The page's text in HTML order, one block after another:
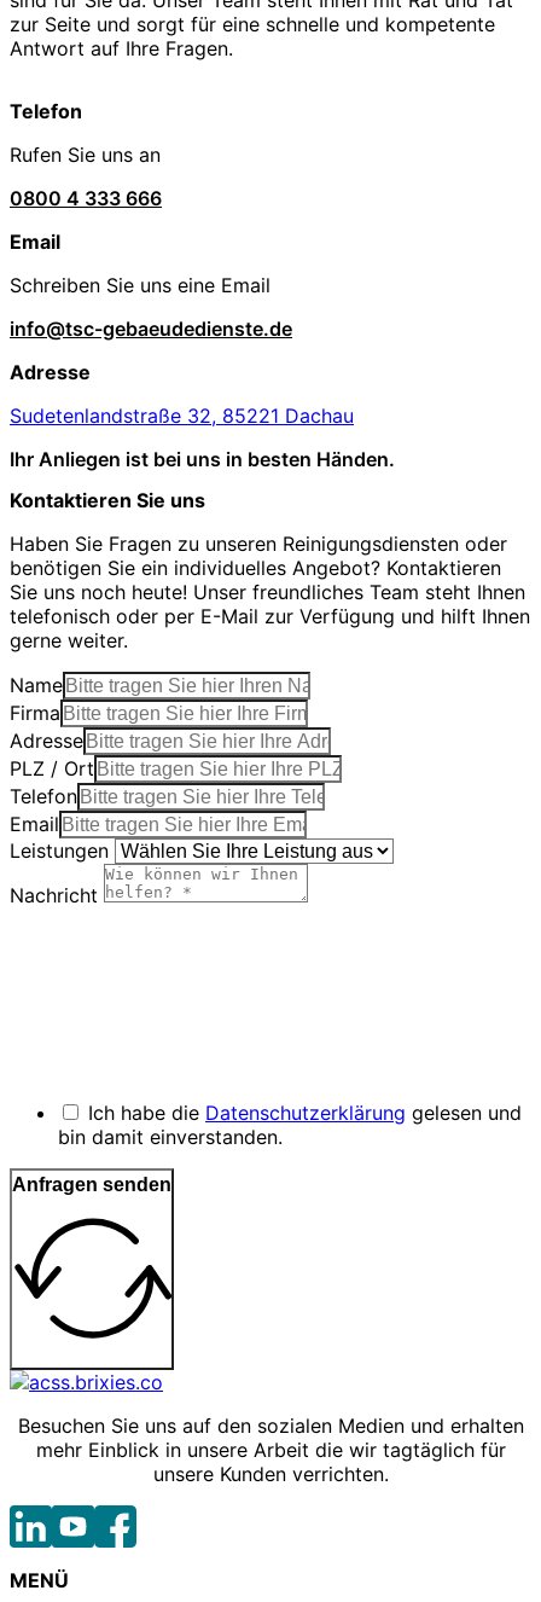
zur Seite und sorgt für eine schnelle und kompetente
Antwort auf Ihre Fragen.
Telefon
Rufen Sie uns an
0800 4 333 666
Email
Schreiben Sie uns eine Email
info@tsc-gebaeudedienste.de
Adresse
Sudetenlandstraße 32, 85221 Dachau
Ihr Anliegen ist bei uns in besten Händen.
Kontaktieren Sie uns
Haben Sie Fragen zu unseren Reinigungsdiensten oder
benötigen Sie ein individuelles Angebot? Kontaktieren
Sie uns noch heute! Unser freundliches Team steht Ihnen
telefonisch oder per E-Mail zur Verfügung und hilft Ihnen
gerne weiter.
Name
Firma
Adresse
PLZ / Ort
Telefon
Email
Leistungen
Nachricht
Ich habe die Datenschutzerklärung gelesen und
bin damit einverstanden.
Anfragen senden
Besuchen Sie uns auf den sozialen Medien und erhalten
mehr Einblick in unsere Arbeit die wir tagtäglich für
unsere Kunden verrichten.
MENÜ